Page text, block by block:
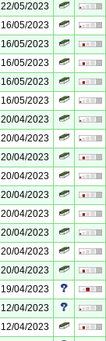
22/05/2023
16/05/2023
16/05/2023
16/05/2023
16/05/2023
16/05/2023
20/04/2023
20/04/2023
20/04/2023
20/04/2023
20/04/2023
20/04/2023
20/04/2023
20/04/2023
20/04/2023
19/04/2023
12/04/2023
12/04/2023